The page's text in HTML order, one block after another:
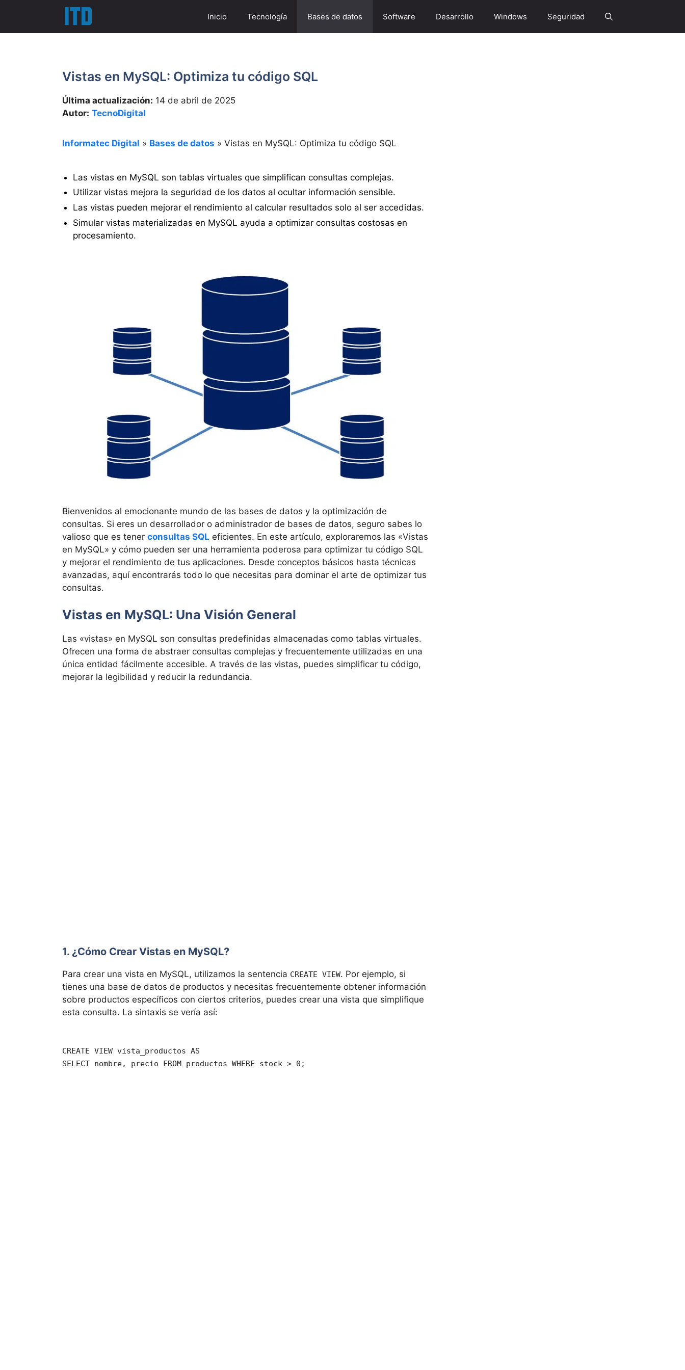
contenido
Inicio Tecnología Bases de datos Software Desarrollo Windows Seguridad
Vistas en MySQL: Optimiza tu código SQL
Última actualización: 14 de abril de 2025
Autor: TecnoDigital
Informatec Digital » Bases de datos » Vistas en MySQL: Optimiza tu código SQL
Las vistas en MySQL son tablas virtuales que simplifican consultas complejas.
Utilizar vistas mejora la seguridad de los datos al ocultar información sensible.
Las vistas pueden mejorar el rendimiento al calcular resultados solo al ser accedidas.
Simular vistas materializadas en MySQL ayuda a optimizar consultas costosas en
procesamiento.
Bienvenidos al emocionante mundo de las bases de datos y la optimización de
consultas. Si eres un desarrollador o administrador de bases de datos, seguro sabes lo
valioso que es tener consultas SQL eficientes. En este artículo, exploraremos las «Vistas
en MySQL» y cómo pueden ser una herramienta poderosa para optimizar tu código SQL
y mejorar el rendimiento de tus aplicaciones. Desde conceptos básicos hasta técnicas
avanzadas, aquí encontrarás todo lo que necesitas para dominar el arte de optimizar tus
consultas.
Vistas en MySQL: Una Visión General
Las «vistas» en MySQL son consultas predefinidas almacenadas como tablas virtuales.
Ofrecen una forma de abstraer consultas complejas y frecuentemente utilizadas en una
única entidad fácilmente accesible. A través de las vistas, puedes simplificar tu código,
mejorar la legibilidad y reducir la redundancia.
1. ¿Cómo Crear Vistas en MySQL?
Para crear una vista en MySQL, utilizamos la sentencia CREATE VIEW. Por ejemplo, si
tienes una base de datos de productos y necesitas frecuentemente obtener información
sobre productos específicos con ciertos criterios, puedes crear una vista que simplifique
esta consulta. La sintaxis se vería así:
CREATE VIEW vista_productos AS
SELECT nombre, precio FROM productos WHERE stock > 0;